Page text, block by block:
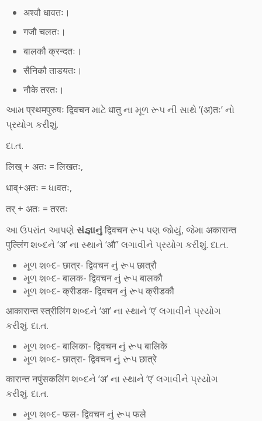
अश्वौ धावतः।
गजौ चलतः।
बालकौ क्रन्दतः।
सैनिकौ ताडयतः।
नौके तरतः।
આમ प्रथमपुरुषः द्विवचन માટે धातु ના મૂળ રૂપ ની સાથે ‘(अ)तः’ નો
પ્રયોગ કરીશું.
દા.ત.
लिख् + अतः = लिखतः,
धाव्+अतः = ધાवतः,
तर् + अतः = तरतः
આ ઉપરાંત આપણે સંજ્ઞાનુંद्विवचन રૂપ પણ જોયું, જેમા अकारान्त
पुल्लिंग શબ્દને ‘अ’ ના સ્થાને ‘औ” લગાવીને પ્રયોગ કરીશું. દા.ત.
મૂળ શબ્દ- छात्र- द्विवचन નું રૂપ छात्रौ
મૂળ શબ્દ- बालक- द्विवचन નું રૂપ बालकौ
મૂળ શબ્દ- क्रीडक- द्विवचन નું રૂપ क्रीडकौ
आकारान्त स्त्रीलिंग શબ્દને ‘आ’ ના સ્થાને ‘ए’ લગાવીને પ્રયોગ
કરીશું. દા.ત.
મૂળ શબ્દ- बालिका- द्विवचन નું રૂપ बालिके
મૂળ શબ્દ- छात्रा- द्विवचन નું રૂપ छात्रे
कारान्त नपुंसकलिंग શબ્દને ‘अ’ ના સ્થાને ‘ए’ લગાવીને પ્રયોગ
કરીશું. દા.ત.
મૂળ શબ્દ- फल- द्विवचन નું રૂપ फले